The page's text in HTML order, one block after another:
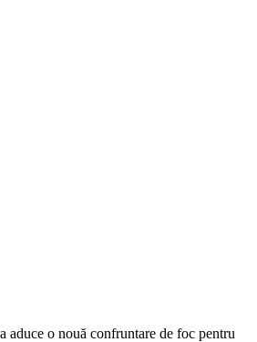
aduce o nouă confruntare de foc pentru